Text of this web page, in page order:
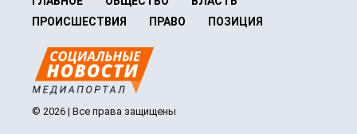
ПРОИСШЕСТВИЯ
ПРАВО ПОЗИЦИЯ
© 2026 | Все права защищены